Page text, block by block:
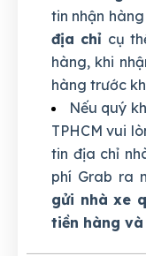
tin nhận
địa chỉ cụ
hàng, khi
hàng trước
Nếu quý
TPHCM vui
tin địa chỉ
phí Grab ra
gửi nhà xe
tiền hàng